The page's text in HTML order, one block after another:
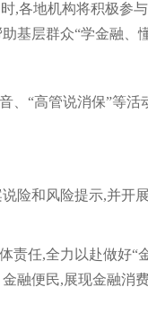
,各地机构将积极参
基层群众“学金融、
“高管说消保”等
险和风险提示,并开
任,全力以赴做好“
融便民,展现金融消